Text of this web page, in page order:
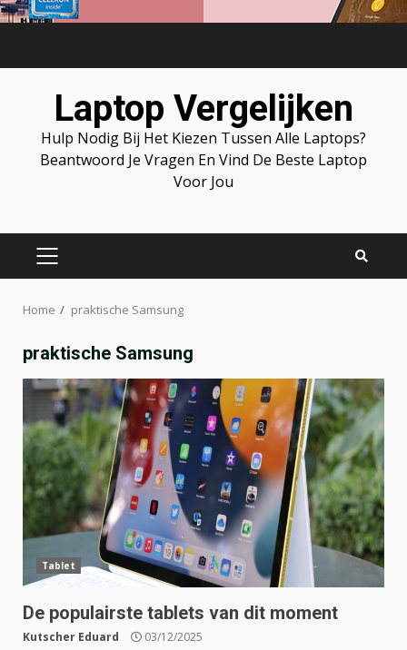
Laptop Vergelijken
Hulp Nodig Bij Het Kiezen Tussen Alle Laptops?
Beantwoord Je Vragen En Vind De Beste Laptop
Voor Jou
PRIMARY
Home praktische Samsung
praktische Samsung
Tablet
De populairste tablets van dit moment
Kutscher Eduard 03/12/2025